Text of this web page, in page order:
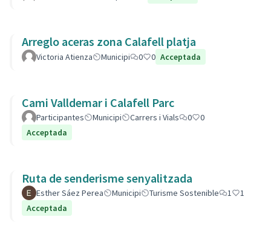
Arreglo aceras zona Calafell platja
Victoria Atienza Municipi 0 0 Acceptada
Cami Valldemar i Calafell Parc
Participantes Municipi Carrers i Vials 0
0
Acceptada
Ruta de senderisme senyalitzada
Esther Sáez Perea Municipi Turisme Sostenible 1
1
Acceptada